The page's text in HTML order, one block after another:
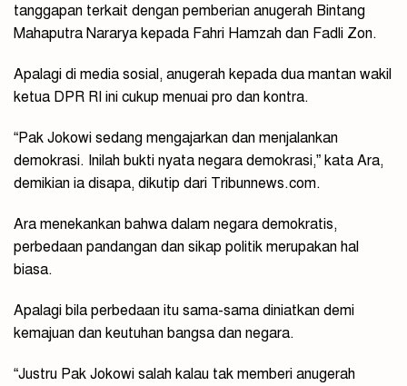
tanggapan terkait dengan pemberian anugerah Bintang
Mahaputra Nararya kepada Fahri Hamzah dan Fadli Zon.
Apalagi di media sosial, anugerah kepada dua mantan wakil
ketua DPR RI ini cukup menuai pro dan kontra.
“Pak Jokowi sedang mengajarkan dan menjalankan
demokrasi. Inilah bukti nyata negara demokrasi,” kata Ara,
demikian ia disapa, dikutip dari Tribunnews.com.
Ara menekankan bahwa dalam negara demokratis,
perbedaan pandangan dan sikap politik merupakan hal
biasa.
Apalagi bila perbedaan itu sama-sama diniatkan demi
kemajuan dan keutuhan bangsa dan negara.
“Justru Pak Jokowi salah kalau tak memberi anugerah